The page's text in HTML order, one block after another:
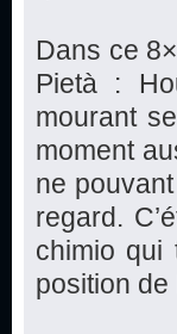
Dans ce
Pietà :
mourant
moment
ne
regard.
chimio qui
position de